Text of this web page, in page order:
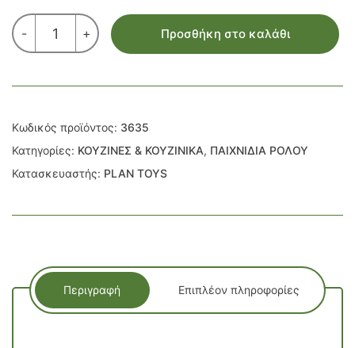
-
ΚΑΤΣΑΡΟΛΑ
ΜΕ
ΞΥΛΙΝΗ
ποσότητα
+ Προσθήκη στο καλάθι
Κωδικός προϊόντος: 3635
Κατηγορίες: ΚΟΥΖΙΝΕΣ & ΚΟΥΖΙΝΙΚΑ, ΠΑΙΧΝΙΔΙΑ ΡΟΛΟΥ
Κατασκευαστής: PLAN TOYS
Περιγραφή Επιπλέον πληροφορίες